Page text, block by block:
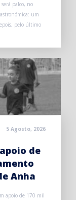
palco, no
um
pelo último
5 Agosto, 2026
de
Anha
apoio de 170 mil